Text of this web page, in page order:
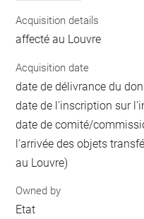
Acquisition details
affecté au Louvre
Acquisition date
date de délivrance du
date de l'inscription sur
date de comité/
l'arrivée des objets
au Louvre)
Owned by
Etat